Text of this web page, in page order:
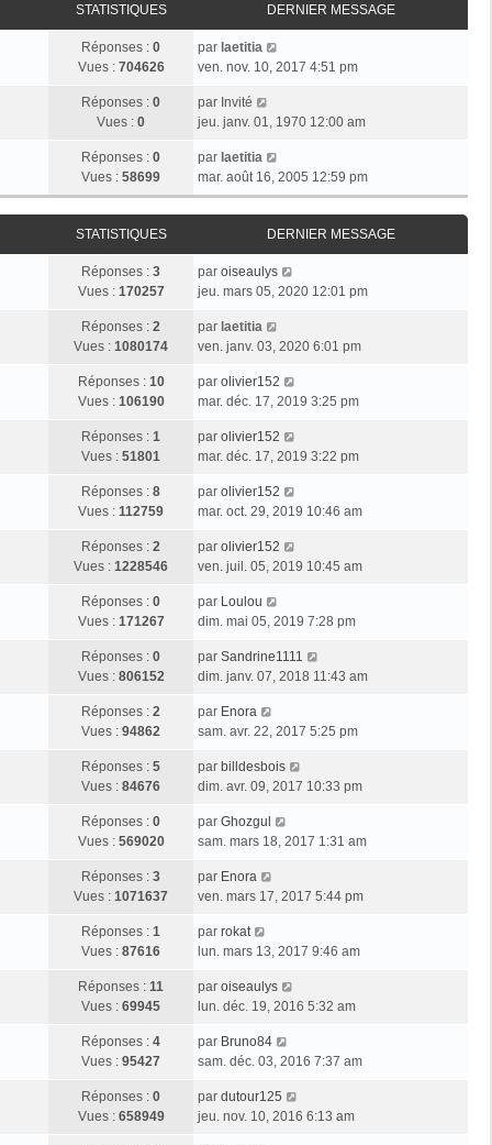
STATISTIQUES DERNIER MESSAGE
Réponses : 0
Vues : 704626
par laetitia
ven. nov. 10, 2017 4:51 pm
Réponses : 0
Vues : 0
par Invité
jeu. janv. 01, 1970 12:00 am
Réponses : 0
Vues : 58699
par laetitia
mar. août 16, 2005 12:59 pm
STATISTIQUES DERNIER MESSAGE
Réponses : 3
Vues : 170257
par oiseaulys
jeu. mars 05, 2020 12:01 pm
Réponses : 2
Vues : 1080174
par laetitia
ven. janv. 03, 2020 6:01 pm
Réponses : 10
Vues : 106190
par olivier152
mar. déc. 17, 2019 3:25 pm
Réponses : 1
Vues : 51801
par olivier152
mar. déc. 17, 2019 3:22 pm
Réponses : 8
Vues : 112759
par olivier152
mar. oct. 29, 2019 10:46 am
Réponses : 2
Vues : 1228546
par olivier152
ven. juil. 05, 2019 10:45 am
Réponses : 0
Vues : 171267
par Loulou
dim. mai 05, 2019 7:28 pm
Réponses : 0
Vues : 806152
par Sandrine1111
dim. janv. 07, 2018 11:43 am
Réponses : 2
Vues : 94862
par Enora
sam. avr. 22, 2017 5:25 pm
Réponses : 5
Vues : 84676
par billdesbois
dim. avr. 09, 2017 10:33 pm
Réponses : 0
Vues : 569020
par Ghozgul
sam. mars 18, 2017 1:31 am
Réponses : 3
Vues : 1071637
par Enora
ven. mars 17, 2017 5:44 pm
Réponses : 1
Vues : 87616
par rokat
lun. mars 13, 2017 9:46 am
Réponses : 11
Vues : 69945
par oiseaulys
lun. déc. 19, 2016 5:32 am
Réponses : 4
Vues : 95427
par Bruno84
sam. déc. 03, 2016 7:37 am
Réponses : 0
Vues : 658949
par dutour125
jeu. nov. 10, 2016 6:13 am